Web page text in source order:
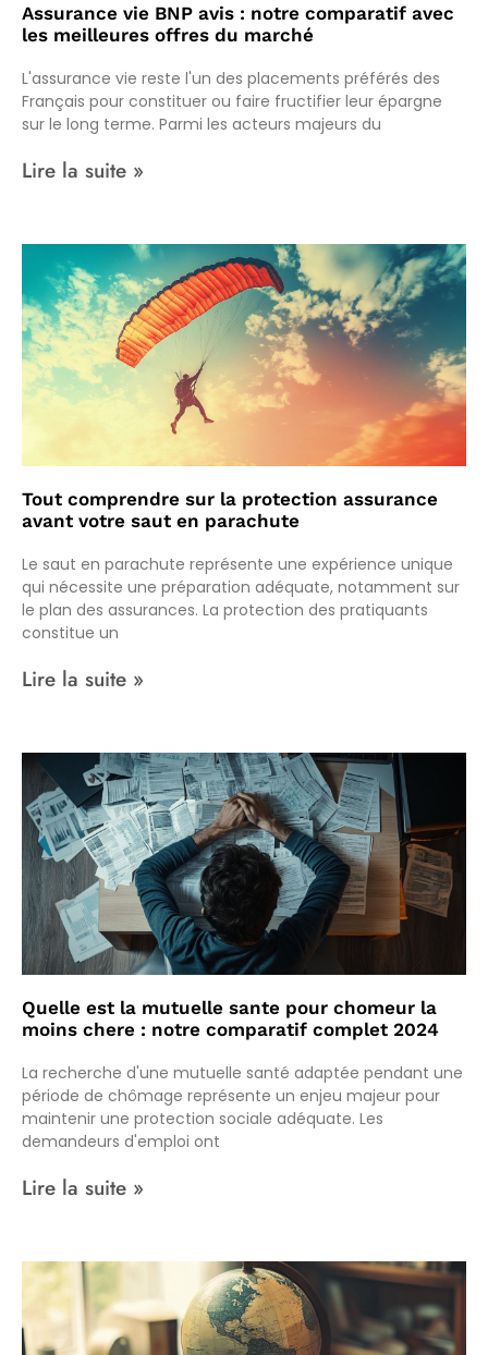
Assurance vie BNP avis : notre comparatif avec
les meilleures offres du marché
L'assurance vie reste l'un des placements préférés des
Français pour constituer ou faire fructifier leur épargne
sur le long terme. Parmi les acteurs majeurs du
Lire la suite »
Tout comprendre sur la protection assurance
avant votre saut en parachute
Le saut en parachute représente une expérience unique
qui nécessite une préparation adéquate, notamment sur
le plan des assurances. La protection des pratiquants
constitue un
Lire la suite »
Quelle est la mutuelle sante pour chomeur la
moins chere : notre comparatif complet 2024
La recherche d'une mutuelle santé adaptée pendant une
période de chômage représente un enjeu majeur pour
maintenir une protection sociale adéquate. Les
demandeurs d'emploi ont
Lire la suite »